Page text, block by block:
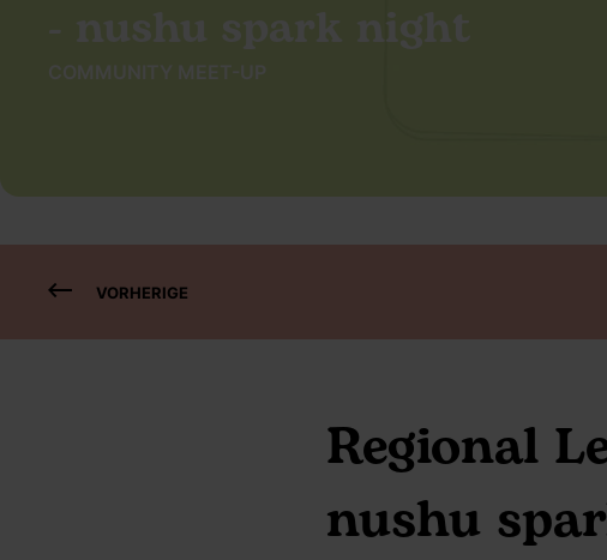
- nushu spark night
COMMUNITY MEET-UP
VORHERIGE
Regional
nushu